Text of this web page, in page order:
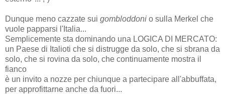
Dunque meno cazzate sui gombloddoni o sulla Merkel che
vuole papparsi l'Italia...
Semplicemente sta dominando una LOGICA DI MERCATO:
un Paese di Italioti che si distrugge da solo, che si sbrana da
solo, che si rovina da solo, che continuamente mostra il
fianco
è un invito a nozze per chiunque a partecipare all'abbuffata,
per approfittarne anche da fuori...